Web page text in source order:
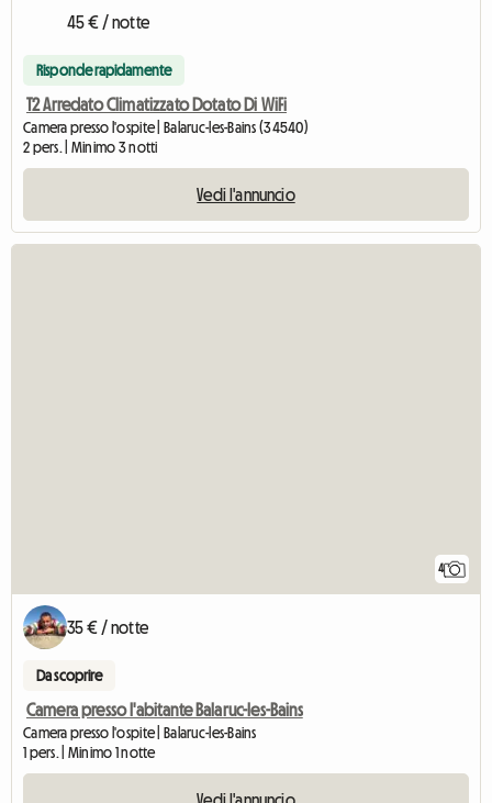
45 € / notte
Risponde rapidamente
T2 Arredato Climatizzato Dotato Di WiFi
Camera presso l'ospite | Balaruc-les-Bains (34540)
2 pers. | Minimo 3 notti
Vedi l'annuncio
4
35 € / notte
Da scoprire
Camera presso l'abitante Balaruc-les-Bains
Camera presso l'ospite | Balaruc-les-Bains
1 pers. | Minimo 1 notte
Vedi l'annuncio